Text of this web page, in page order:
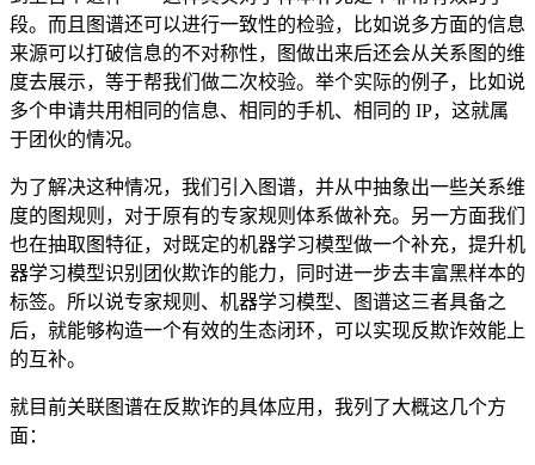
段。而且图谱还可以进行一致性的检验，比如说多方面的信息
来源可以打破信息的不对称性，图做出来后还会从关系图的维
度去展示，等于帮我们做二次校验。举个实际的例子，比如说
多个申请共用相同的信息、相同的手机、相同的 IP，这就属
于团伙的情况。
为了解决这种情况，我们引入图谱，并从中抽象出一些关系维
度的图规则，对于原有的专家规则体系做补充。另一方面我们
也在抽取图特征，对既定的机器学习模型做一个补充，提升机
器学习模型识别团伙欺诈的能力，同时进一步去丰富黑样本的
标签。所以说专家规则、机器学习模型、图谱这三者具备之
后，就能够构造一个有效的生态闭环，可以实现反欺诈效能上
的互补。
就目前关联图谱在反欺诈的具体应用，我列了大概这几个方
面：